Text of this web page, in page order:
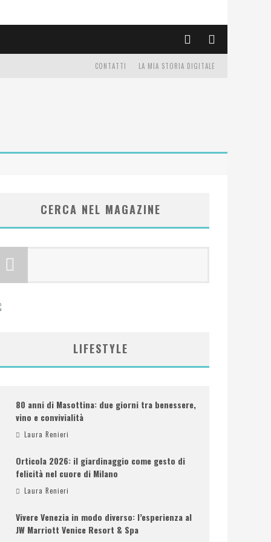
LA MIA STORIA DIGITALE
CONTATTI
CERCA NEL MAGAZINE
LIFESTYLE
80 anni di Masottina: due giorni tra benessere,
vino e convivialità
Laura Renieri
Orticola 2026: il giardinaggio come gesto di
felicità nel cuore di Milano
Laura Renieri
Vivere Venezia in modo diverso: l’esperienza al
JW Marriott Venice Resort & Spa